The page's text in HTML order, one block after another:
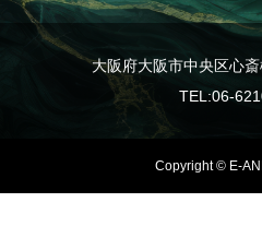
大阪府大阪市中央区心
TEL:06-
Copyright © E-